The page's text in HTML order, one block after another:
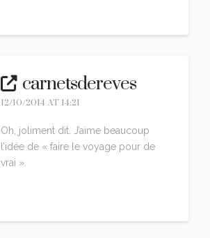
carnetsdereves
12/10/2014 AT 14:21
Oh, joliment dit. J’aime beaucoup
l’idée de « faire le voyage pour de
vrai ».